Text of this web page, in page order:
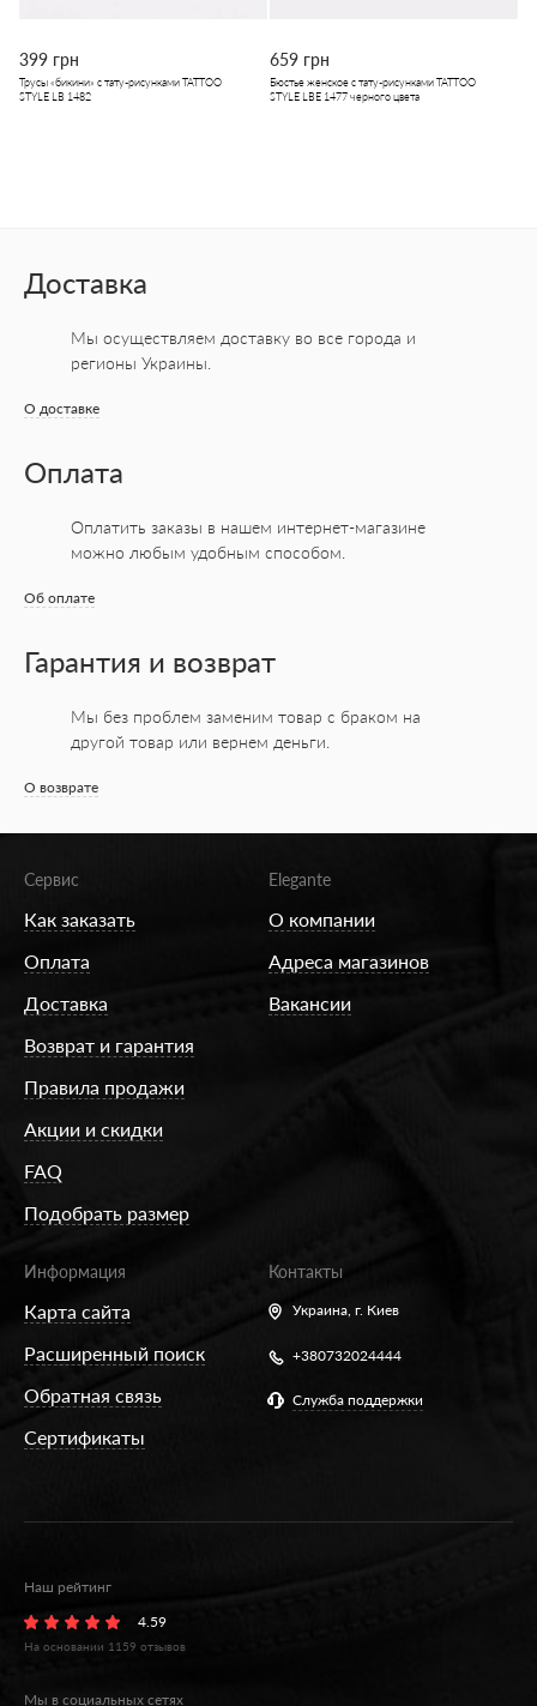
399 грн
Трусы «бикини» с тату-рисунками TATTOO
STYLE LB 1482
659 грн
Бюстье женское с тату-рисунками TATTOO
STYLE LBE 1477 черного цвета
Доставка
Мы осуществляем доставку во все города и
регионы Украины.
О доставке
Оплата
Оплатить заказы в нашем интернет-магазине
можно любым удобным способом.
Об оплате
Гарантия и возврат
Мы без проблем заменим товар с браком на
другой товар или вернем деньги.
О возврате
Сервис
Как заказать
Оплата
Доставка
Возврат и гарантия
Правила продажи
Акции и скидки
FAQ
Подобрать размер
Elegante
О компании
Адреса магазинов
Вакансии
Информация
Карта сайта
Расширенный поиск
Обратная связь
Сертификаты
Контакты
Украина, г. Киев
+380732024444
Служба поддержки
Наш рейтинг
4.59
На основании 1159 отзывов
Мы в социальных сетях